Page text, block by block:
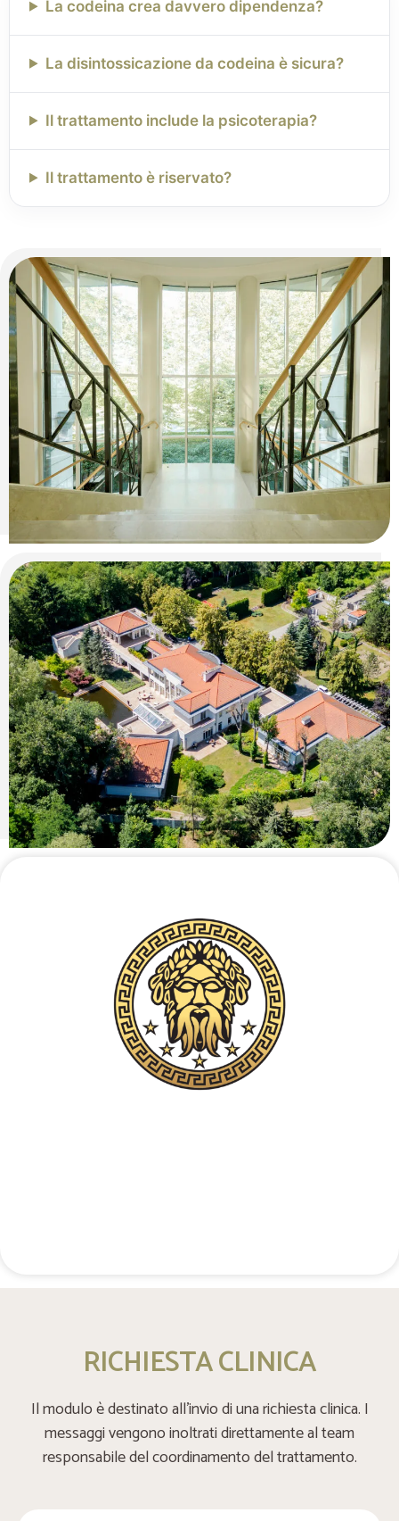
La codeina crea davvero dipendenza?
La disintossicazione da codeina è sicura?
Il trattamento include la psicoterapia?
Il trattamento è riservato?
RICHIESTA CLINICA
Il modulo è destinato all’invio di una richiesta clinica. I
messaggi vengono inoltrati direttamente al team
responsabile del coordinamento del trattamento.